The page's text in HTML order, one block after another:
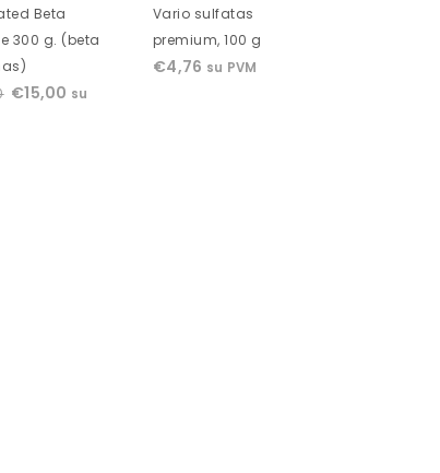
Beta
300 g. (beta
€15,00 su
0
of
5
Vario sulfatas
premium, 100 g
€4,76 su PVM